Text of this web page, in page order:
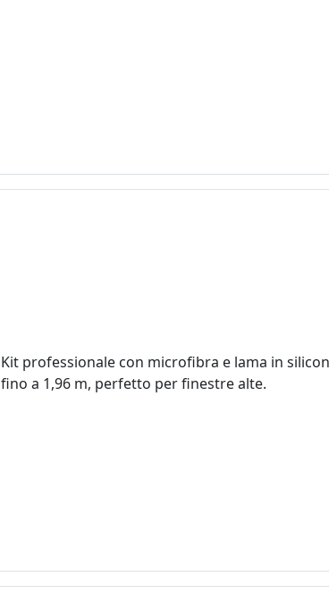
Kit professionale con microfibra e lama in
fino a 1,96 m, perfetto per finestre alte.